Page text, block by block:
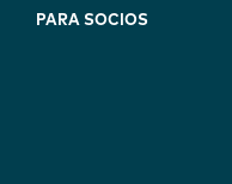
PARA SOCIOS